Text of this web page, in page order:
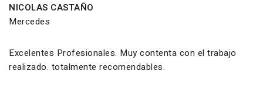
NICOLAS CASTAÑO
Mercedes
Excelentes Profesionales. Muy contenta con el trabajo
realizado. totalmente recomendables.